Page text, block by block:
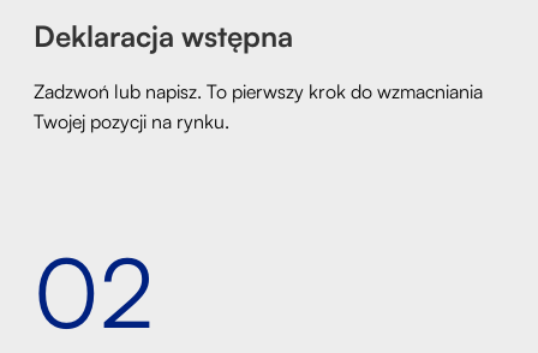
Deklaracja wstępna
Zadzwoń lub napisz. To pierwszy krok do wzmacniania
Twojej pozycji na rynku.
02